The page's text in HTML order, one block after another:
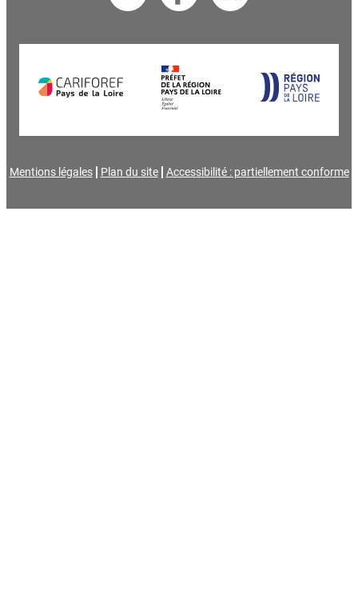
Mentions légales Plan du site Accessibilité : partiellement conforme